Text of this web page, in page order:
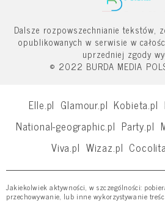
Dalsze rozpowszechnianie tekstów,
opublikowanych w serwisie w
uprzedniej zgody
© 2022 BURDA MEDIA
Elle.pl Glamour.pl Kobieta.pl
National-geographic.pl Party.pl
Viva.pl Wizaz.pl
Jakiekolwiek aktywności, w szczególności:
przechowywanie, lub inne wykorzystywanie